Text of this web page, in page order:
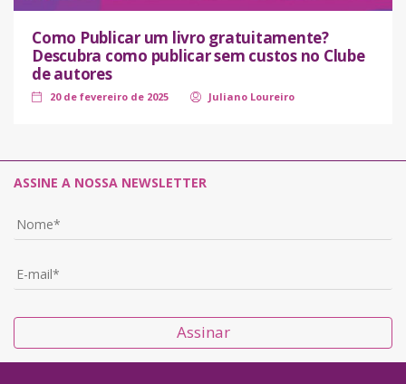
Como Publicar um livro gratuitamente?
Descubra como publicar sem custos no Clube
de autores
20 de fevereiro de 2025 Juliano Loureiro
ASSINE A NOSSA NEWSLETTER
Assinar